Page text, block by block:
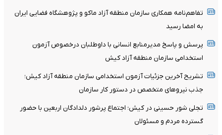
تفاهم‌نامه همکاری سازمان منطقه آزاد ماکو و پژوهشگاه فضایی ایران
به امضا رسید
پرسش و پاسخ مدیرمنابع انسانی با داوطلبان درخصوص آزمون
استخدامی سازمان منطقه آزاد کیش
تشریح آخرین جزئیات آزمون استخدامی سازمان منطقه آزاد کیش؛
جذب نیروهای متخصص در دستور کار سازمان
تجلی شور حسینی در کیش؛ اجتماع پرشور دلدادگان اربعین با حضور
گسترده مردم و مسئولان